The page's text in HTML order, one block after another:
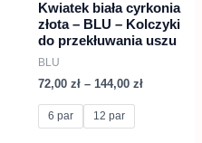
Kwiatek biała cyrkonia
złota – BLU – Kolczyki
do przekłuwania uszu
BLU
72,00 zł – 144,00 zł
6 par 12 par
wybrać
na
stronie
produktu